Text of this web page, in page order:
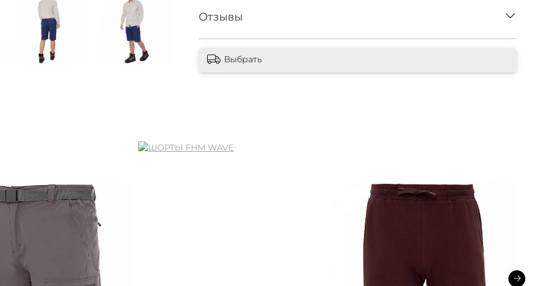
Отзывы
Выбрать